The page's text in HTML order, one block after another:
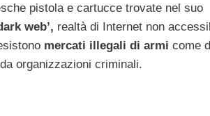
pistola e cartucce trovate nel suo
web’, realtà di Internet non
mercati illegali di armi come
organizzazioni criminali.